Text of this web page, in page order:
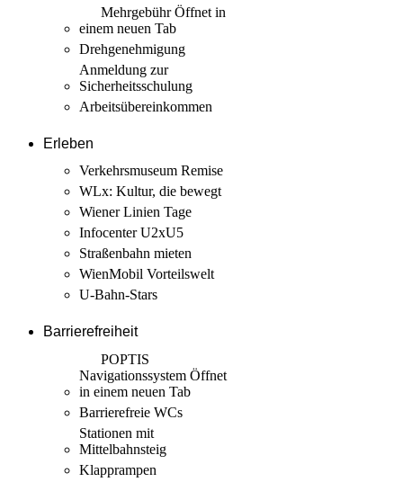
MehrgebührÖffnet in
einem neuen Tab
Drehgenehmigung
Anmeldung zur
Sicherheits­schulung
Arbeits­übereinkommen
Erleben
Verkehrsmuseum Remise
WLx: Kultur, die bewegt
Wiener Linien Tage
Infocenter U2xU5
Straßenbahn mieten
WienMobil Vorteilswelt
U-Bahn-Stars
Barrierefreiheit
POPTIS
Navigationssystem Öffnet
in einem neuen Tab
Barrierefreie WCs
Stationen mit
Mittelbahnsteig
Klapprampen